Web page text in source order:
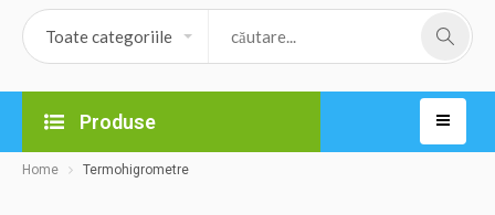
Produse
Home Termohigrometre